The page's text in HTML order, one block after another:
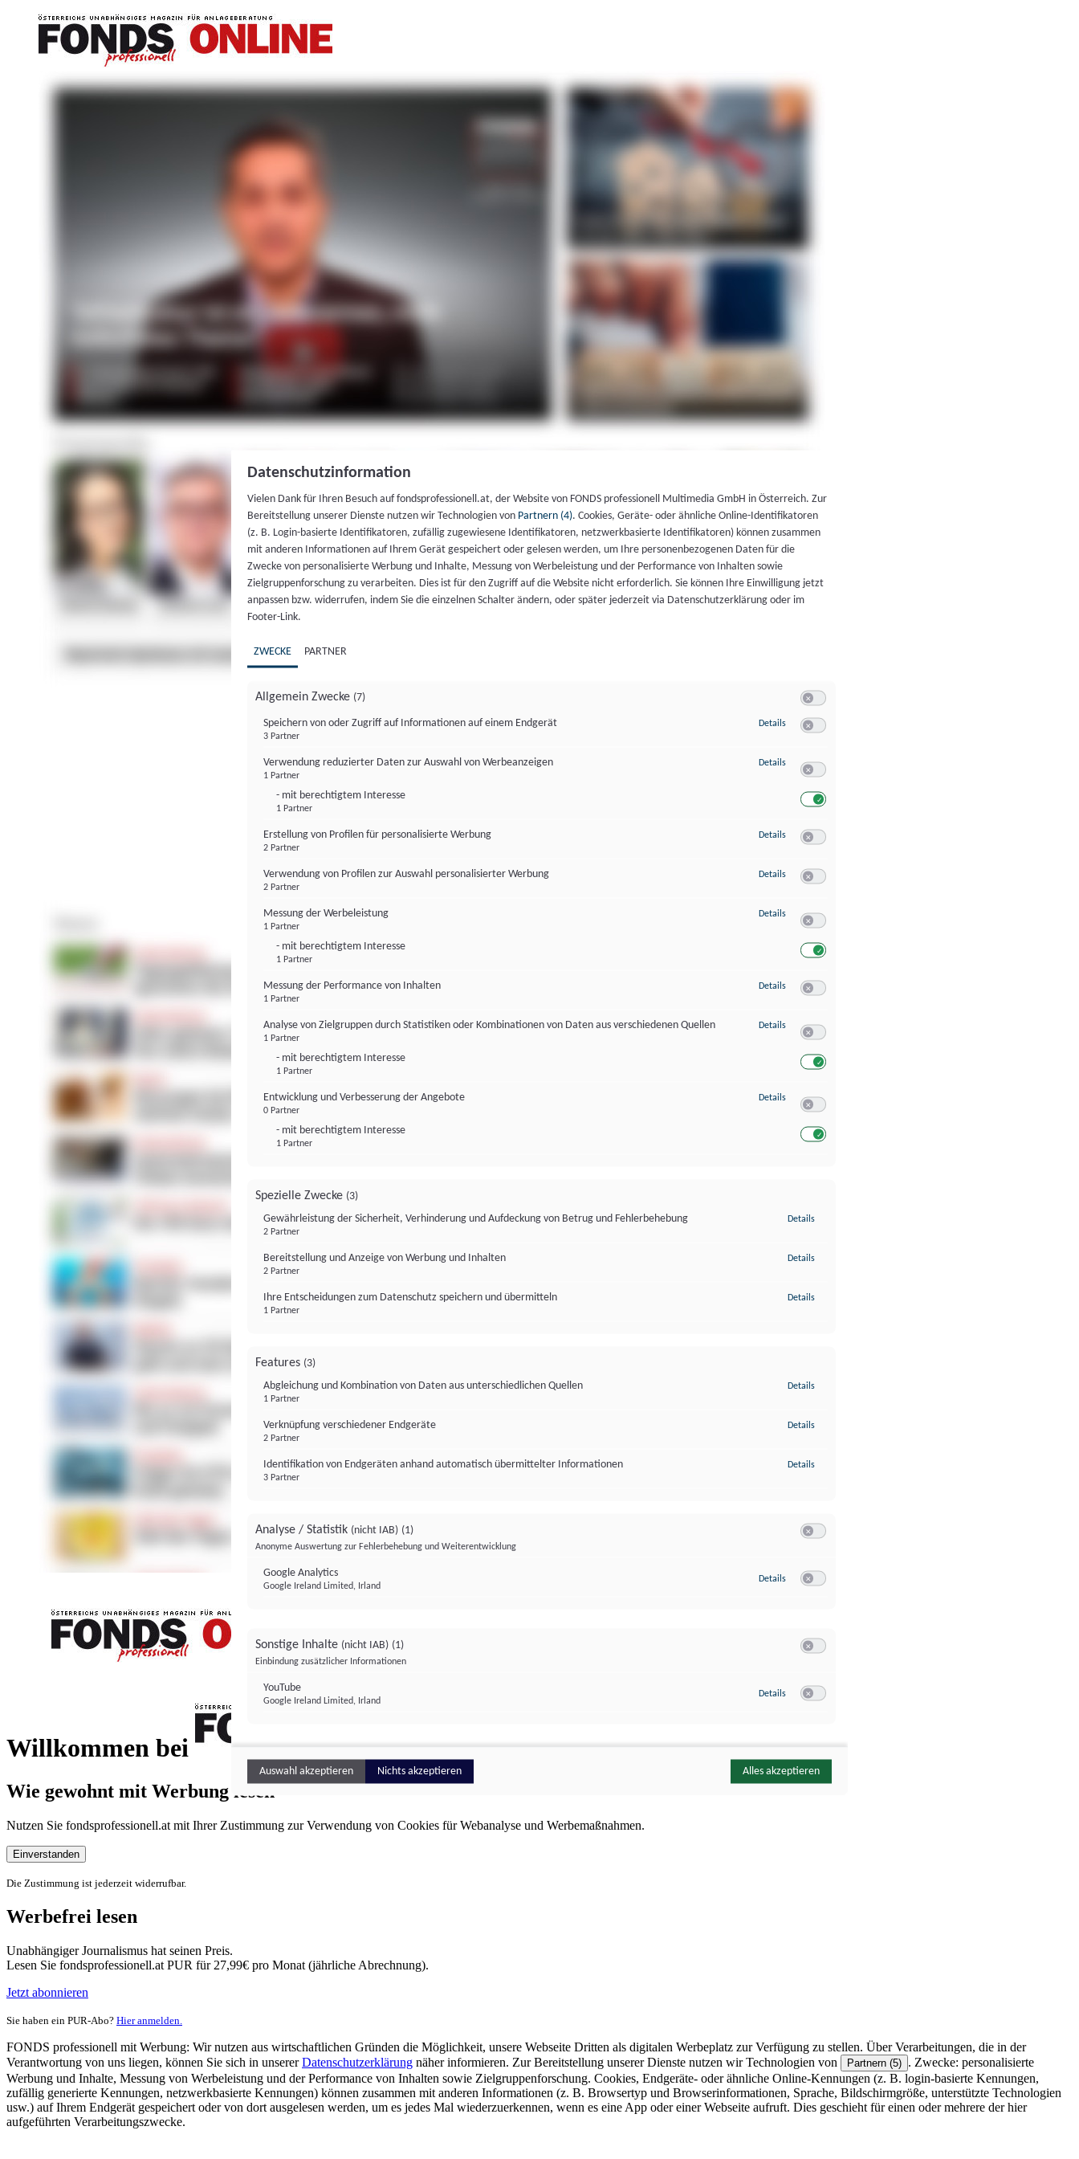
Willkommen bei
FONDS professionell
Wie gewohnt mit Werbung lesen
Nutzen Sie fondsprofessionell.at mit Ihrer Zustimmung zur Verwendung von Cookies für Webanalyse und Werbemaßnahmen.
Einverstanden
Die Zustimmung ist jederzeit widerrufbar.
Werbefrei lesen
Unabhängiger Journalismus hat seinen Preis.
Lesen Sie fondsprofessionell.at PUR für 27,99€ pro Monat (jährliche Abrechnung).
Jetzt abonnieren
Sie haben ein PUR-Abo? Hier anmelden.
FONDS professionell mit Werbung: Wir nutzen aus wirtschaftlichen Gründen die Möglichkeit, unsere Webseite Dritten als digitalen Werbeplatz zur Verfügung zu stellen. Über Verarbeitungen, die in der
Verantwortung von uns liegen, können Sie sich in unsererDatenschutzerklärung näher informieren. Zur Bereitstellung unserer Dienste nutzen wir Technologien von Partnern (5) . Zwecke: personalisierte
Werbung und Inhalte, Messung von Werbeleistung und der Performance von Inhalten sowie Zielgruppenforschung. Cookies, Endgeräte- oder ähnliche Online-Kennungen (z. B. login-basierte Kennungen,
zufällig generierte Kennungen, netzwerkbasierte Kennungen) können zusammen mit anderen Informationen (z. B. Browsertyp und Browserinformationen, Sprache, Bildschirmgröße, unterstützte Technologien
usw.) auf Ihrem Endgerät gespeichert oder von dort ausgelesen werden, um es jedes Mal wiederzuerkennen, wenn es eine App oder einer Webseite aufruft. Dies geschieht für einen oder mehrere der hier
aufgeführten Verarbeitungszwecke.
Datenschutzinformation
Vielen Dank für Ihren Besuch auf fondsprofessionell.at, der Website von FONDS professionell Multimedia GmbH in Österreich. Zur
Bereitstellung unserer Dienste nutzen wir Technologien von Partnern (4). Cookies, Geräte- oder ähnliche Online-Identifikatoren
(z. B. Login-basierte Identifikatoren, zufällig zugewiesene Identifikatoren, netzwerkbasierte Identifikatoren) können zusammen
mit anderen Informationen auf Ihrem Gerät gespeichert oder gelesen werden, um Ihre personenbezogenen Daten für die
Zwecke von personalisierte Werbung und Inhalte, Messung von Werbeleistung und der Performance von Inhalten sowie
Zielgruppenforschung zu verarbeiten. Dies ist für den Zugriff auf die Website nicht erforderlich. Sie können Ihre Einwilligung jetzt
anpassen bzw. widerrufen, indem Sie die einzelnen Schalter ändern, oder später jederzeit via Datenschutzerklärung oder im
Footer-Link.
ZWECKE PARTNER
Allgemein Zwecke (7)
Speichern von oder Zugriff auf Informationen auf einem Endgerät
3 Partner
Details zu Speichern von oder Zugriff auf Informationen auf einem Endgerät
Verwendung reduzierter Daten zur Auswahl von Werbeanzeigen
1 Partner
- mit berechtigtem Interesse
1 Partner
Details zu Verwendung reduzierter Daten zur Auswahl von Werbeanzeigen
Erstellung von Profilen für personalisierte Werbung
2 Partner
Details zu Erstellung von Profilen für personalisierte Werbung
Verwendung von Profilen zur Auswahl personalisierter Werbung
2 Partner
Details zu Verwendung von Profilen zur Auswahl personalisierter Werbung
Messung der Werbeleistung
1 Partner
- mit berechtigtem Interesse
1 Partner
Details zu Messung der Werbeleistung
Messung der Performance von Inhalten
1 Partner
Details zu Messung der Performance von Inhalten
Analyse von Zielgruppen durch Statistiken oder Kombinationen von Daten aus verschiedenen Quellen
1 Partner
- mit berechtigtem Interesse
1 Partner
Details zu Analyse von Zielgruppen durch Statistiken oder Kombinationen von
Entwicklung und Verbesserung der Angebote
0 Partner
- mit berechtigtem Interesse
1 Partner
Details zu Entwicklung und Verbesserung der Angebote
Spezielle Zwecke (3)
Gewährleistung der Sicherheit, Verhinderung und Aufdeckung von Betrug und Fehlerbehebung
2 Partner
Details
Bereitstellung und Anzeige von Werbung und Inhalten
2 Partner
Details
Ihre Entscheidungen zum Datenschutz speichern und übermitteln
1 Partner
Details
Features (3)
Abgleichung und Kombination von Daten aus unterschiedlichen Quellen
1 Partner
Details
Verknüpfung verschiedener Endgeräte
2 Partner
Details
Identifikation von Endgeräten anhand automatisch übermittelter Informationen
3 Partner
Details
Analyse / Statistik (nicht IAB) (1)
Anonyme Auswertung zur Fehlerbehebung und Weiterentwicklung
Google Analytics
Google Ireland Limited, Irland
Details zu Google Analytics
Sonstige Inhalte (nicht IAB) (1)
Einbindung zusätzlicher Informationen
YouTube
Google Ireland Limited, Irland
Details zu YouTube
Auswahl akzeptieren Nichts akzeptieren Alles akzeptieren